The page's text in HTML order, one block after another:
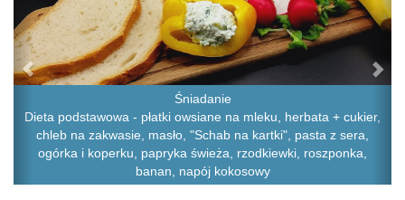
Śniadanie
Dieta podstawowa - płatki owsiane na mleku, herbata + cukier,
chleb na zakwasie, masło, "Schab na kartki", pasta z sera,
ogórka i koperku, papryka świeża, rzodkiewki, roszponka,
banan, napój kokosowy